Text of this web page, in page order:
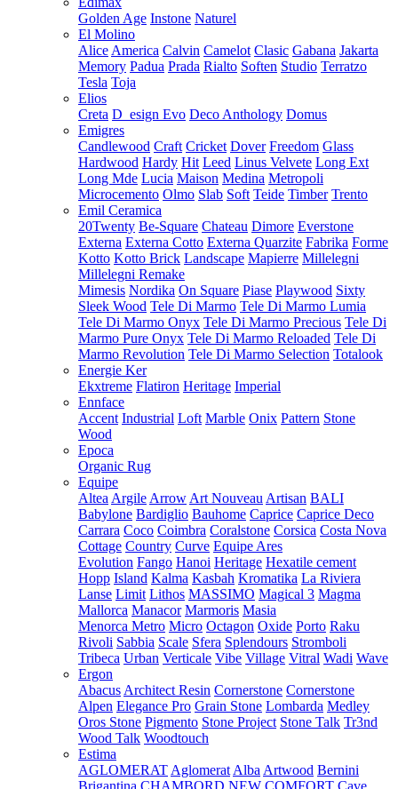
Golden Age Instone Naturel
El Molino
Alice America Calvin Camelot Clasic Gabana Jakarta
Memory Padua Prada Rialto Soften Studio Terratzo
Tesla Toja
Elios
Creta D_esign Evo Deco Anthology Domus
Emigres
Candlewood Craft Cricket Dover Freedom Glass
Hardwood Hardy Hit Leed Linus Velvete Long Ext
Long Mde Lucia Maison Medina Metropoli
Microcemento Olmo Slab Soft Teide Timber Trento
Emil Ceramica
20Twenty Be-Square Chateau Dimore Everstone
Externa Externa Cotto Externa Quarzite Fabrika Forme
Kotto Kotto Brick Landscape Mapierre Millelegni
Millelegni Remake
Mimesis Nordika On Square Piase Playwood Sixty
Sleek Wood Tele Di Marmo Tele Di Marmo Lumia
Tele Di Marmo Onyx Tele Di Marmo Precious Tele Di
Marmo Pure Onyx Tele Di Marmo Reloaded Tele Di
Marmo Revolution Tele Di Marmo Selection Totalook
Energie Ker
Ekxtreme Flatiron Heritage Imperial
Ennface
Accent Industrial Loft Marble Onix Pattern Stone
Wood
Epoca
Organic Rug
Equipe
Altea Argile Arrow Art Nouveau Artisan BALI
Babylone Bardiglio Bauhome Caprice Caprice Deco
Carrara Coco Coimbra Coralstone Corsica Costa Nova
Cottage Country Curve Equipe Ares
Evolution Fango Hanoi Heritage Hexatile cement
Hopp Island Kalma Kasbah Kromatika La Riviera
Lanse Limit Lithos MASSIMO Magical 3 Magma
Mallorca Manacor Marmoris Masia
Menorca Metro Micro Octagon Oxide Porto Raku
Rivoli Sabbia Scale Sfera Splendours Stromboli
Tribeca Urban Verticale Vibe Village Vitral Wadi Wave
Ergon
Abacus Architect Resin Cornerstone Cornerstone
Alpen Elegance Pro Grain Stone Lombarda Medley
Oros Stone Pigmento Stone Project Stone Talk Tr3nd
Wood Talk Woodtouch
Estima
AGLOMERAT Aglomerat Alba Artwood Bernini